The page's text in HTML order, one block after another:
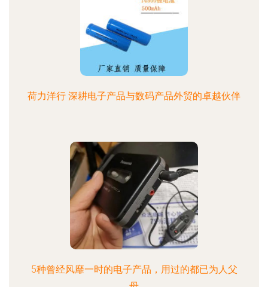
荷力洋行 深耕电子产品与数码产品外贸的卓越伙伴
5种曾经风靡一时的电子产品，用过的都已为人父